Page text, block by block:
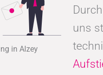
in Alzey
uns